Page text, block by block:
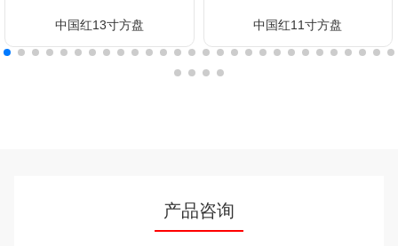
中国红13寸方盘 中国红11寸方盘
产品咨询